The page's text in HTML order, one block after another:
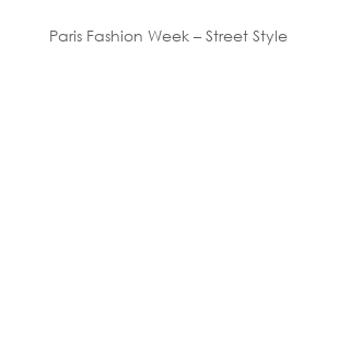
Paris Fashion Week – Street Style